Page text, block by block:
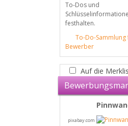
To-Dos und
festhalten.
To-Do-Sammlung
Bewerber
Auf die
pixabay.com